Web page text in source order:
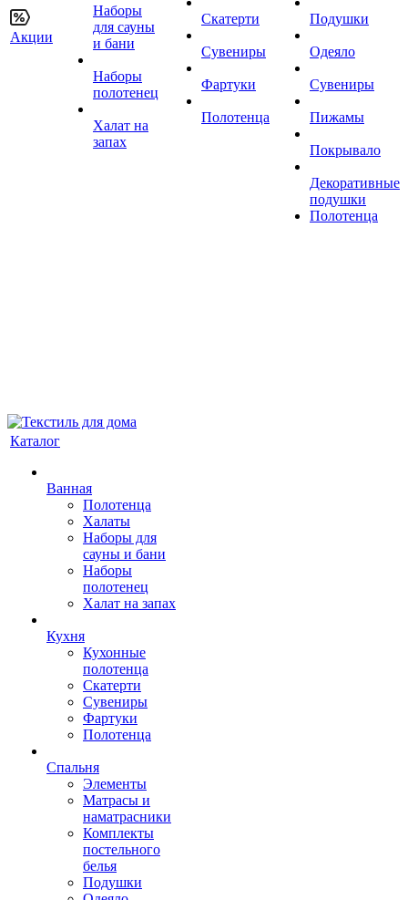
Акции
Наборы
для сауны
и бани
Наборы
полотенец
Халат на
запах
Скатерти
Сувениры
Фартуки
Полотенца
Подушки
Одеяло
Сувениры
Пижамы
Покрывало
Декоративные
подушки
Полотенца
Каталог
Ванная
Полотенца
Халаты
Наборы для
сауны и бани
Наборы
полотенец
Халат на запах
Кухня
Кухонные
полотенца
Скатерти
Сувениры
Фартуки
Полотенца
Спальня
Элементы
Матрасы и
наматрасники
Комплекты
постельного
белья
Подушки